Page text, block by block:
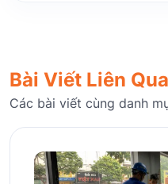
Bài Viết Liên
Các bài viết cùng danh